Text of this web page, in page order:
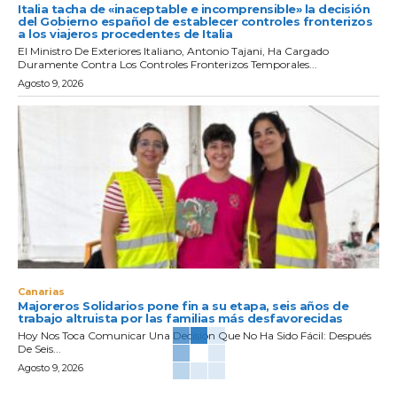
Italia tacha de «inaceptable e incomprensible» la decisión
del Gobierno español de establecer controles fronterizos
a los viajeros procedentes de Italia
El Ministro De Exteriores Italiano, Antonio Tajani, Ha Cargado
Duramente Contra Los Controles Fronterizos Temporales...
Agosto 9, 2026
Canarias
Majoreros Solidarios pone fin a su etapa, seis años de
trabajo altruista por las familias más desfavorecidas
Hoy Nos Toca Comunicar Una Decisión Que No Ha Sido Fácil: Después
De Seis...
Agosto 9, 2026